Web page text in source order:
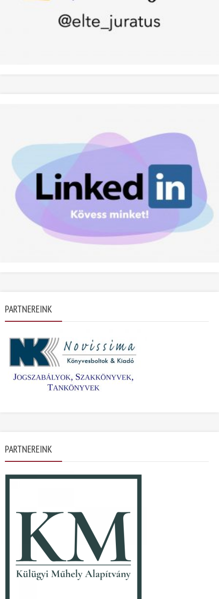
PARTNEREINK
PARTNEREINK